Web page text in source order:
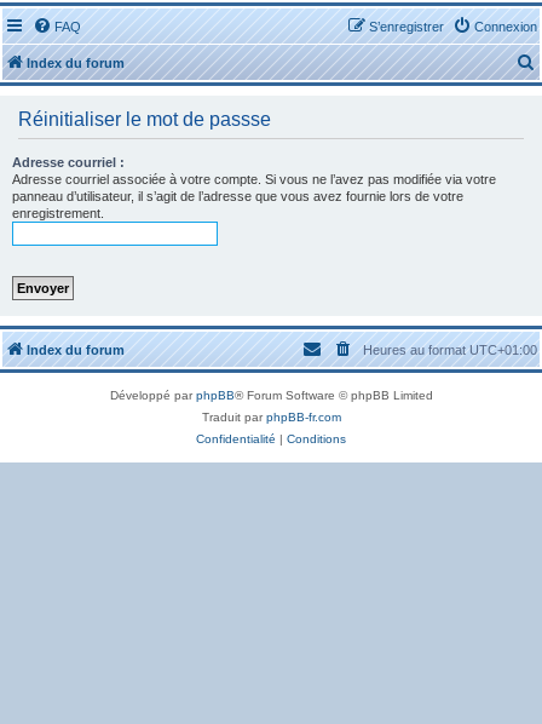
FAQ Connexion
S’enregistrer
Index du forum
e
r
Réinitialiser le mot de passse
Adresse courriel :
Adresse courriel associée à votre compte. Si vous ne l’avez pas modifiée via votre
panneau d’utilisateur, il s’agit de l’adresse que vous avez fournie lors de votre
enregistrement.
Index du forum Heures au formatUTC+01:00
Développé parphpBB® Forum Software © phpBB Limited
Traduit parphpBB-fr.com
Confidentialité | Conditions